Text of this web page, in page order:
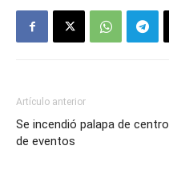
Artículo anterior
Se incendió palapa de centro
de eventos